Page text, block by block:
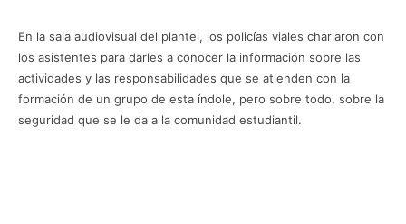
En la sala audiovisual del plantel, los policías viales charlaron con
los asistentes para darles a conocer la información sobre las
actividades y las responsabilidades que se atienden con la
formación de un grupo de esta índole, pero sobre todo, sobre la
seguridad que se le da a la comunidad estudiantil.